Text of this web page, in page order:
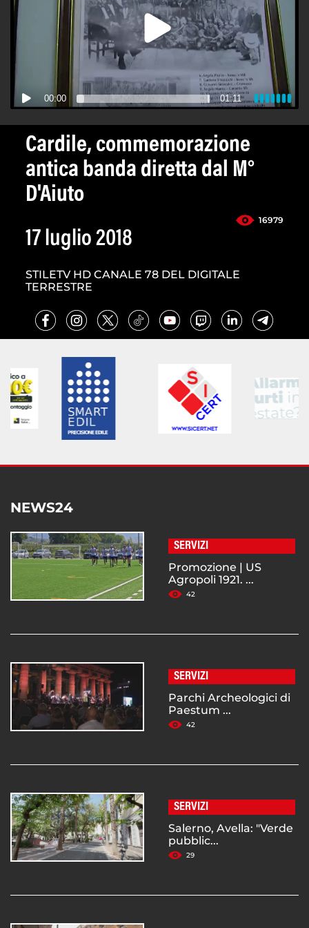
00:00 01:11
Cardile, commemorazione
antica banda diretta dal M°
D'Aiuto
16979
17 luglio 2018
STILETV HD CANALE 78 DEL DIGITALE
TERRESTRE
NEWS24
SERVIZI
Promozione | US
Agropoli 1921. ...
42
SERVIZI
Parchi Archeologici di
Paestum ...
42
SERVIZI
Salerno, Avella: "Verde
pubblic...
29